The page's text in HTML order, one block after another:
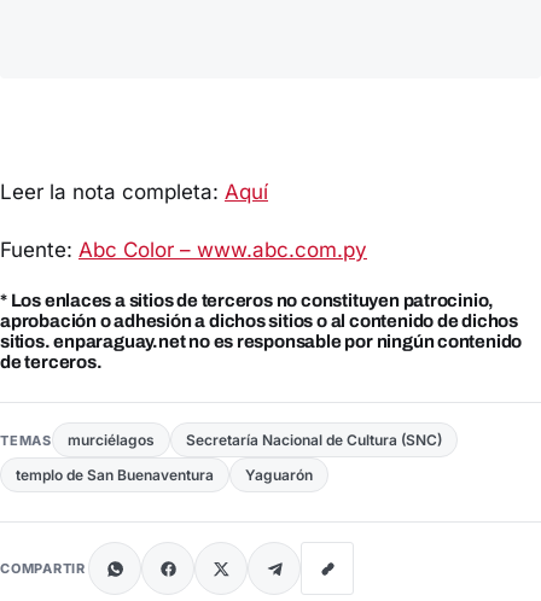
Leer la nota completa: Aquí
Fuente: Abc Color – www.abc.com.py
* Los enlaces a sitios de terceros no constituyen patrocinio,
aprobación o adhesión a dichos sitios o al contenido de dichos
sitios. enparaguay.net no es responsable por ningún contenido
de terceros.
TEMAS murciélagos
Secretaría Nacional de Cultura (SNC)
templo de San Buenaventura
Yaguarón
COMPARTIR